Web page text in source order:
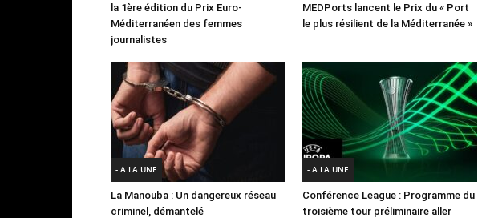
la 1ère édition du Prix Euro-
Méditerranéen des femmes
journalistes
MEDPorts lancent le Prix du « Port
le plus résilient de la Méditerranée »
- A LA UNE
La Manouba : Un dangereux réseau
criminel, démantelé
- A LA UNE
Conférence League : Programme du
troisième tour préliminaire aller